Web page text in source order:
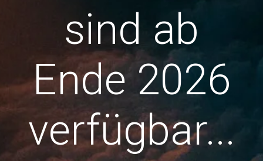
sind ab
Ende 2026
verfügbar...